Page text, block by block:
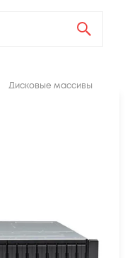
Дисковые массивы